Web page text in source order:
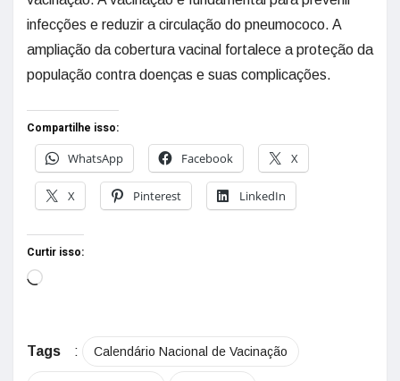
infecções e reduzir a circulação do pneumococo. A
ampliação da cobertura vacinal fortalece a proteção da
população contra doenças e suas complicações.
Compartilhe isso:
WhatsApp
Facebook X
X Pinterest LinkedIn
Curtir isso:
Tags : Calendário Nacional de Vacinação